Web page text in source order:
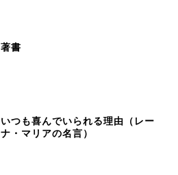
著書
いつも喜んでいられる理由（レー
ナ・マリアの名言）